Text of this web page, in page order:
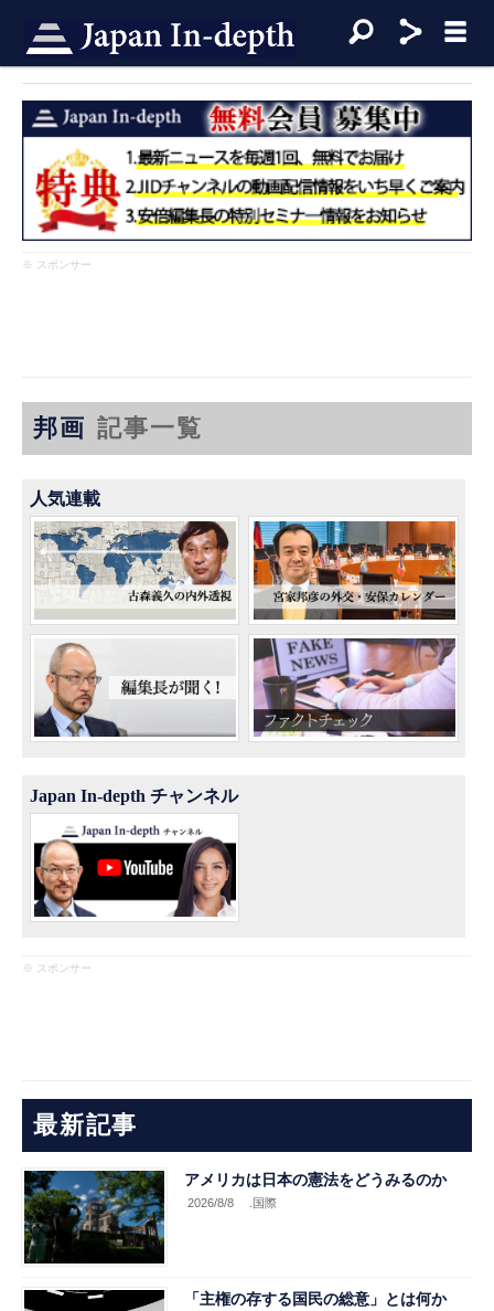
※ スポンサー
邦画 記事一覧
人気連載
Japan In-depth チャンネル
※ スポンサー
最新記事
アメリカは日本の憲法をどうみるのか
2026/8/8 .国際
「主権の存する国民の総意」とは何か